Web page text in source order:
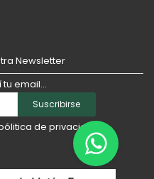
Newsletter
email...
Suscribirse
de privacidad